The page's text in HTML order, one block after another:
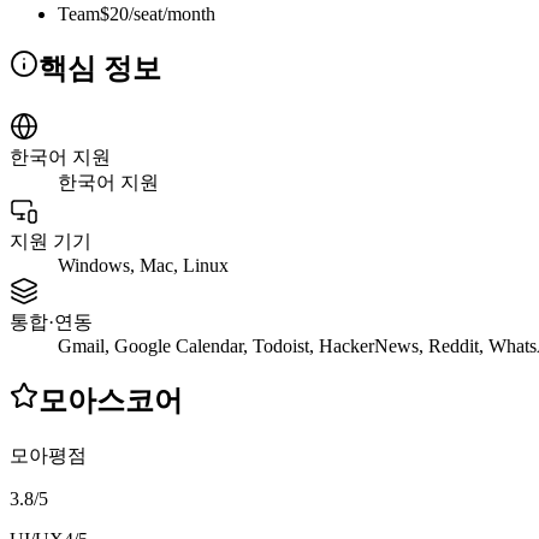
Team$20/seat/month
핵심 정보
한국어 지원
한국어 지원
지원 기기
Windows, Mac, Linux
통합·연동
Gmail, Google Calendar, Todoist, HackerNews, Reddit,
모아스코어
모아평점
3.8/5